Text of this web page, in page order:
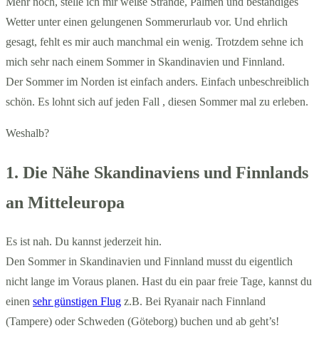
Wetter unter einen gelungenen Sommerurlaub vor. Und ehrlich
gesagt, fehlt es mir auch manchmal ein wenig. Trotzdem sehne ich
mich sehr nach einem Sommer in Skandinavien und Finnland.
Der Sommer im Norden ist einfach anders. Einfach unbeschreiblich
schön. Es lohnt sich auf jeden Fall , diesen Sommer mal zu erleben.
Weshalb?
1. Die Nähe Skandinaviens und Finnlands
an Mitteleuropa
Es ist nah. Du kannst jederzeit hin.
Den Sommer in Skandinavien und Finnland musst du eigentlich
nicht lange im Voraus planen. Hast du ein paar freie Tage, kannst du
einen sehr günstigen Flug z.B. Bei Ryanair nach Finnland
(Tampere) oder Schweden (Göteborg) buchen und ab geht’s!